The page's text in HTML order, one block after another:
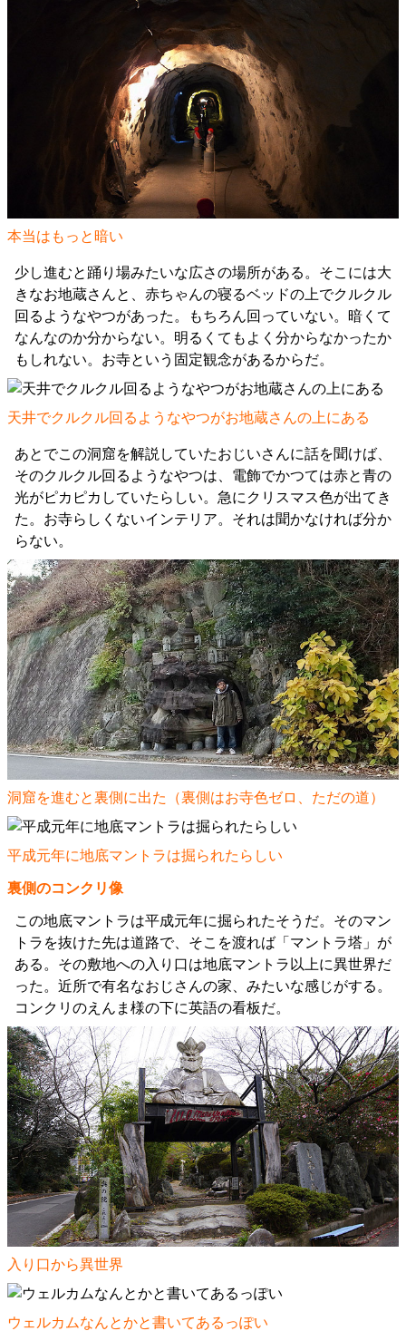
本当はもっと暗い
少し進むと踊り場みたいな広さの場所がある。そこには大
きなお地蔵さんと、赤ちゃんの寝るベッドの上でクルクル
回るようなやつがあった。もちろん回っていない。暗くて
なんなのか分からない。明るくてもよく分からなかったか
もしれない。お寺という固定観念があるからだ。
天井でクルクル回るようなやつがお地蔵さんの上にある
あとでこの洞窟を解説していたおじいさんに話を聞けば、
そのクルクル回るようなやつは、電飾でかつては赤と青の
光がピカピカしていたらしい。急にクリスマス色が出てき
た。お寺らしくないインテリア。それは聞かなければ分か
らない。
洞窟を進むと裏側に出た（裏側はお寺色ゼロ、ただの道）
平成元年に地底マントラは掘られたらしい
裏側のコンクリ像
この地底マントラは平成元年に掘られたそうだ。そのマン
トラを抜けた先は道路で、そこを渡れば「マントラ塔」が
ある。その敷地への入り口は地底マントラ以上に異世界だ
った。近所で有名なおじさんの家、みたいな感じがする。
コンクリのえんま様の下に英語の看板だ。
入り口から異世界
ウェルカムなんとかと書いてあるっぽい